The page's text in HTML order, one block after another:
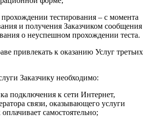
тестирования – с момента
и получения Заказчиком сообщения
о неуспешном прохождении теста.
привлекать к оказанию Услуг третьих
Заказчику необходимо:
подключения к сети Интернет,
связи, оказывающего услуги
самостоятельно;